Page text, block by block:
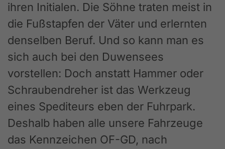
ihren Initialen. Die Söhne traten meist in
die Fußstapfen der Väter und erlernten
denselben Beruf. Und so kann man es
sich auch bei den Duwensees
vorstellen: Doch anstatt Hammer oder
Schraubendreher ist das Werkzeug
eines Spediteurs eben der Fuhrpark.
Deshalb haben alle unsere Fahrzeuge
das Kennzeichen OF-GD, nach